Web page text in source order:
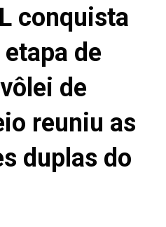
conquista
de
de
reuniu as
duplas do